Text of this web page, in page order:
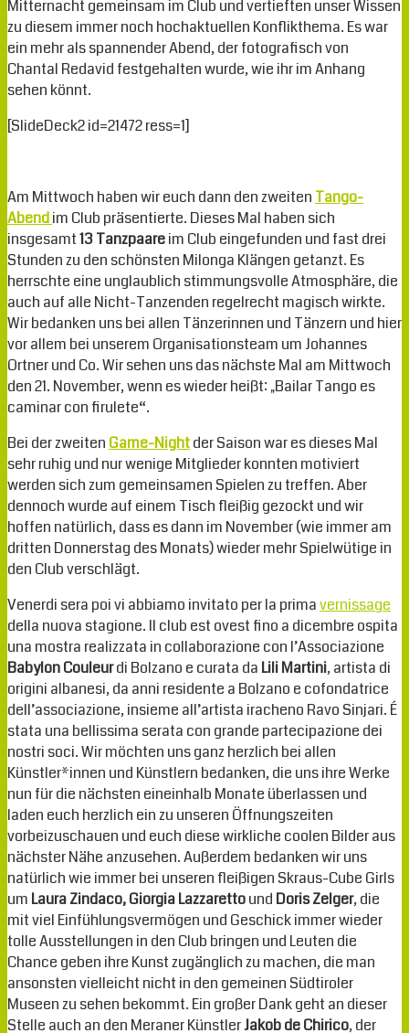
Mitternacht gemeinsam im Club und vertieften unser Wissen
zu diesem immer noch hochaktuellen Konflikthema. Es war
ein mehr als spannender Abend, der fotografisch von
Chantal Redavid festgehalten wurde, wie ihr im Anhang
sehen könnt.
[SlideDeck2 id=21472 ress=1]
Am Mittwoch haben wir euch dann den zweiten Tango-
Abendim Club präsentierte. Dieses Mal haben sich
insgesamt13 Tanzpaareim Club eingefunden und fast drei
Stunden zu den schönsten Milonga Klängen getanzt. Es
herrschte eine unglaublich stimmungsvolle Atmosphäre, die
auch auf alle Nicht-Tanzenden regelrecht magisch wirkte.
Wir bedanken uns bei allen Tänzerinnen und Tänzern und hier
vor allem bei unserem Organisationsteam um Johannes
Ortner und Co. Wir sehen uns das nächste Mal am Mittwoch
den 21. November, wenn es wieder heißt: „Bailar Tango es
caminar con firulete“.
Bei der zweiten Game-Nightder Saison war es dieses Mal
sehr ruhig und nur wenige Mitglieder konnten motiviert
werden sich zum gemeinsamen Spielen zu treffen. Aber
dennoch wurde auf einem Tisch fleißig gezockt und wir
hoffen natürlich, dass es dann im November (wie immer am
dritten Donnerstag des Monats) wieder mehr Spielwütige in
den Club verschlägt.
Venerdi sera poi vi abbiamo invitato per la primavernissage
della nuova stagione. Il club est ovest fino a dicembre ospita
una mostra realizzata in collaborazione con l’Associazione
Babylon Couleurdi Bolzano e curata da Lili Martini, artista di
origini albanesi, da anni residente a Bolzano e cofondatrice
dell’associazione, insieme all’artista iracheno Ravo Sinjari. É
stata una bellissima serata con grande partecipazione dei
nostri soci. Wir möchten uns ganz herzlich bei allen
Künstler*innen und Künstlern bedanken, die uns ihre Werke
nun für die nächsten eineinhalb Monate überlassen und
laden euch herzlich ein zu unseren Öffnungszeiten
vorbeizuschauen und euch diese wirkliche coolen Bilder aus
nächster Nähe anzusehen. Außerdem bedanken wir uns
natürlich wie immer bei unseren fleißigen Skraus-Cube Girls
um Laura Zindaco, Giorgia Lazzarettound Doris Zelger, die
mit viel Einfühlungsvermögen und Geschick immer wieder
tolle Ausstellungen in den Club bringen und Leuten die
Chance geben ihre Kunst zugänglich zu machen, die man
ansonsten vielleicht nicht in den gemeinen Südtiroler
Museen zu sehen bekommt. Ein großer Dank geht an dieser
Stelle auch an den Meraner KünstlerJakob de Chirico, der